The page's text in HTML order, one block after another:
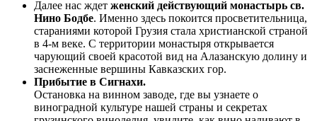
Далее нас ждет женский действующий монастырь св.
Нино Бодбе. Именно здесь покоится просветительница,
стараниями которой Грузия стала христианской страной
в 4-м веке. С территории монастыря открывается
чарующий своей красотой вид на Алазанскую долину и
заснеженные вершины Кавказских гор.
Прибытие в Сигнахи.
Остановка на винном заводе, где вы узнаете о
виноградной культуре нашей страны и секретах